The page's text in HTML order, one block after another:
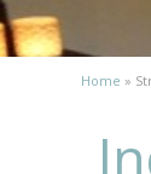
Home »